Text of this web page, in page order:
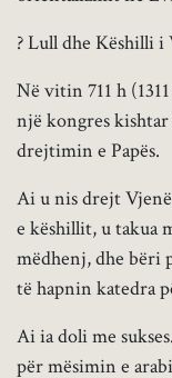
? Lull dhe Këshilli i
Në vitin 711 h
një kongres
drejtimin e Papës.
Ai u nis drejt
e këshillit, u takua
mëdhenj, dhe bëri
të hapnin katedra
Ai ia doli me
për mësimin e